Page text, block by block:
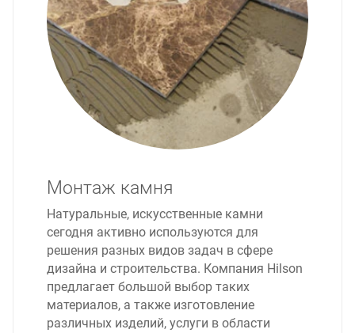
Монтаж камня
Натуральные, искусственные камни
сегодня активно используются для
решения разных видов задач в сфере
дизайна и строительства. Компания Hilson
предлагает большой выбор таких
материалов, а также изготовление
различных изделий, услуги в области